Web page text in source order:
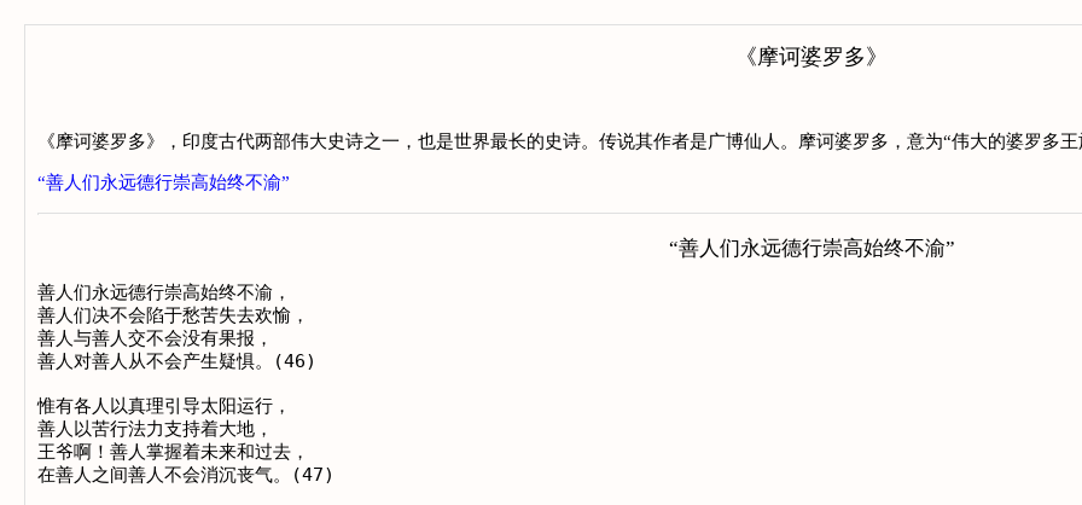
《摩诃婆罗多》
《摩诃婆罗多》，印度古代两部伟大史诗之一，也是世界最长的史诗。传说其作者是广博仙人。摩诃婆罗多，意为“伟大的婆罗多王
“善人们永远德行崇高始终不渝”
“善人们永远德行崇高始终不渝”
善人们永远德行崇高始终不渝，
善人们决不会陷于愁苦失去欢愉，
善人与善人交不会没有果报，
善人对善人从不会产生疑惧。(46)
惟有各人以真理引导太阳运行，
善人以苦行法力支持着大地，
王爷啊！善人掌握着未来和过去，
在善人之间善人不会消沉丧气。(47)